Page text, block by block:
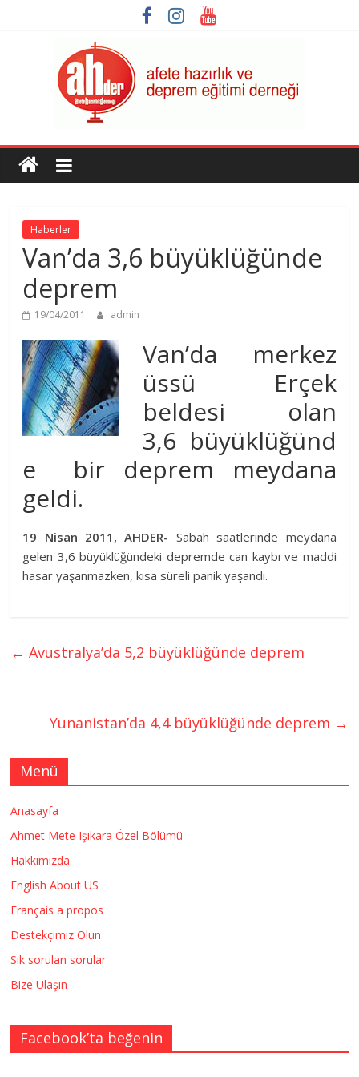
AHDER
Afete
ve
Deprem
Eğitimi
Derneği
Haberler
Van’da 3,6 büyüklüğünde
deprem
19/04/2011 admin
Van’da merkez
üssü Erçek
beldesi olan
3,6 büyüklüğünd
e bir deprem meydana
geldi.
19 Nisan 2011, AHDER- Sabah saatlerinde meydana
gelen 3,6 büyüklüğündeki depremde can kaybı ve maddi
hasar yaşanmazken, kısa süreli panik yaşandı.
← Avustralya’da 5,2 büyüklüğünde deprem
Yunanistan’da 4,4 büyüklüğünde deprem →
Menü
Anasayfa
Ahmet Mete Işıkara Özel Bölümü
Hakkımızda
English About US
Français a propos
Destekçimiz Olun
Sık sorulan sorular
Bize Ulaşın
Facebook’ta beğenin